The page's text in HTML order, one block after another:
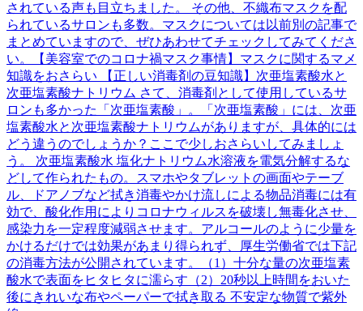
されている声も目立ちました。 その他、不織布マスクを配
られているサロンも多数。マスクについては以前別の記事で
まとめていますので、ぜひあわせてチェックしてみてくださ
い。【美容室でのコロナ禍マスク事情】マスクに関するマメ
知識をおさらい 【正しい消毒剤の豆知識】次亜塩素酸水と
次亜塩素酸ナトリウム さて、消毒剤として使用しているサ
ロンも多かった「次亜塩素酸」。「次亜塩素酸」には、次亜
塩素酸水と次亜塩素酸ナトリウムがありますが、具体的には
どう違うのでしょうか？ここで少しおさらいしてみましょ
う。 次亜塩素酸水 塩化ナトリウム水溶液を電気分解するな
どして作られたもの。スマホやタブレットの画面やテーブ
ル、ドアノブなど拭き消毒やかけ流しによる物品消毒には有
効で、酸化作用によりコロナウィルスを破壊し無毒化させ、
感染力を一定程度減弱させます。アルコールのように少量を
かけるだけでは効果があまり得られず、厚生労働省では下記
の消毒方法が公開されています。（1）十分な量の次亜塩素
酸水で表面をヒタヒタに濡らす（2）20秒以上時間をおいた
後にきれいな布やペーパーで拭き取る 不安定な物質で紫外